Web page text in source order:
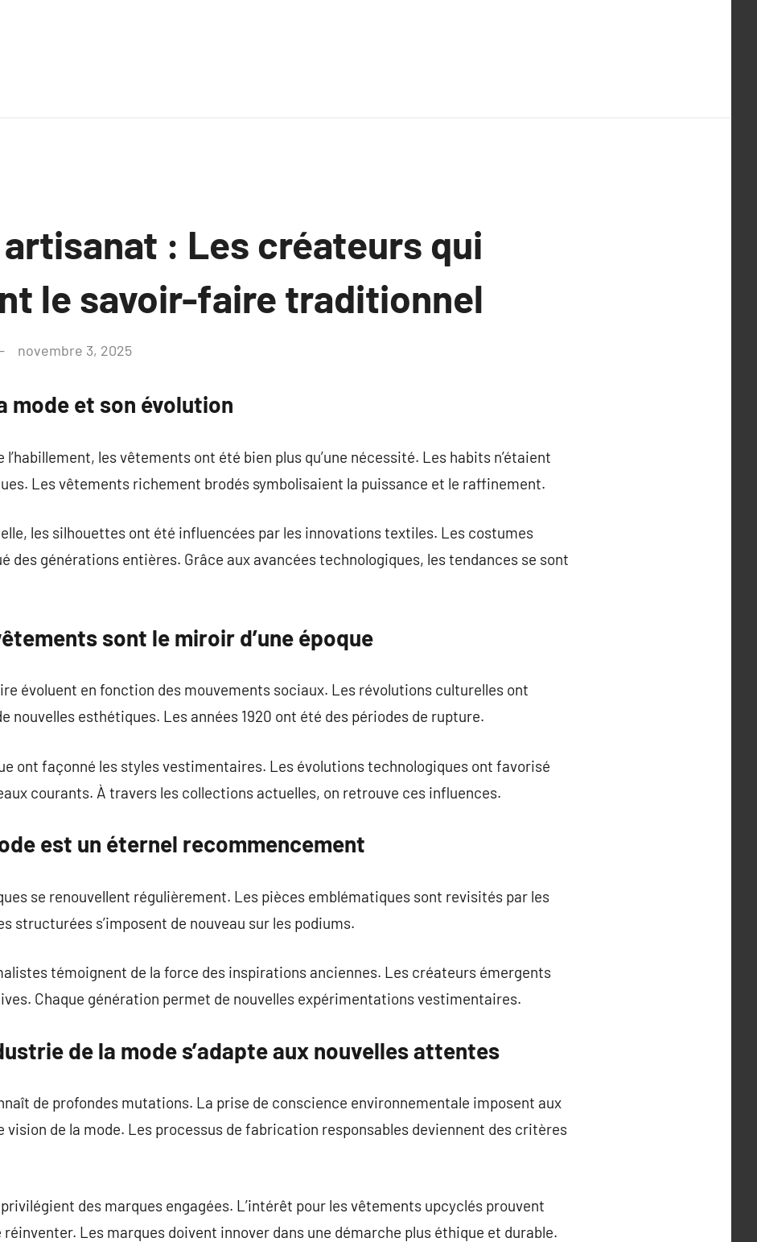
artisanat : Les créateurs qui
le savoir-faire traditionnel
novembre 3, 2025
mode et son évolution
l’habillement, les vêtements ont été bien plus qu’une nécessité. Les habits n’étaient
Les vêtements richement brodés symbolisaient la puissance et le raffinement.
les silhouettes ont été influencées par les innovations textiles. Les costumes
des générations entières. Grâce aux avancées technologiques, les tendances se sont
sont le miroir d’une époque
évoluent en fonction des mouvements sociaux. Les révolutions culturelles ont
nouvelles esthétiques. Les années 1920 ont été des périodes de rupture.
ont façonné les styles vestimentaires. Les évolutions technologiques ont favorisé
courants. À travers les collections actuelles, on retrouve ces influences.
est un éternel recommencement
se renouvellent régulièrement. Les pièces emblématiques sont revisités par les
structurées s’imposent de nouveau sur les podiums.
témoignent de la force des inspirations anciennes. Les créateurs émergents
Chaque génération permet de nouvelles expérimentations vestimentaires.
de la mode s’adapte aux nouvelles attentes
de profondes mutations. La prise de conscience environnementale imposent aux
vision de la mode. Les processus de fabrication responsables deviennent des critères
des marques engagées. L’intérêt pour les vêtements upcyclés prouvent
réinventer. Les marques doivent innover dans une démarche plus éthique et durable.